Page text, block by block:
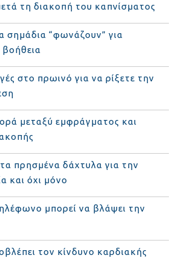
τη διακοπή του καπνίσματος
σημάδια “φωνάζουν” για
στο πρωινό για να ρίξετε την
μεταξύ εμφράγματος και
τα πρησμένα δάχτυλα για την
και όχι μόνο
μπορεί να βλάψει την
τον κίνδυνο καρδιακής